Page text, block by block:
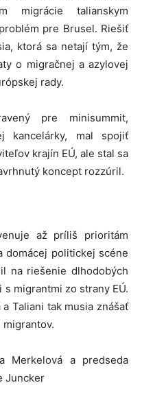
migrácie talianskym
pre Brusel. Riešiť
ktorá sa netají tým, že
o migračnej a azylovej
rady.
pre minisummit,
kancelárky, mal spojiť
krajín EÚ, ale stal sa
koncept rozzúril.
až príliš prioritám
domácej politickej scéne
na riešenie dlhodobých
migrantmi zo strany EÚ.
Taliani tak musia znášať